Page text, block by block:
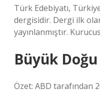
Türk Edebiyatı,
dergisidir. Dergi ilk
yayınlanmıştır.
Büyük
Özet: ABD tarafından